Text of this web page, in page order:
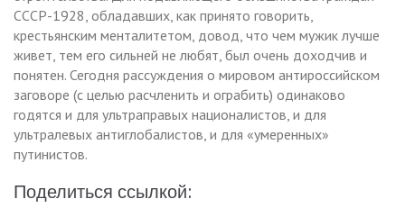
СССР-1928, обладавших, как принято говорить,
крестьянским менталитетом, довод, что чем мужик лучше
живет, тем его сильней не любят, был очень доходчив и
понятен. Сегодня рассуждения о мировом антироссийском
заговоре (с целью расчленить и ограбить) одинаково
годятся и для ультраправых националистов, и для
ультралевых антиглобалистов, и для «умеренных»
путинистов.
Поделиться ссылкой: